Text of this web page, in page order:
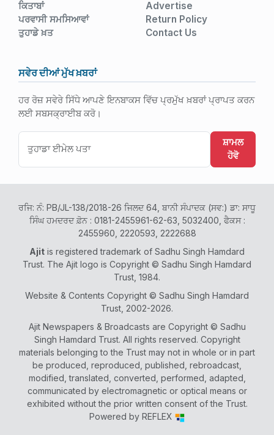
ਕਿਤਾਬਾਂ
ਪਰਵਾਸੀ ਸਮਸਿਆਵਾਂ
ਤੁਹਾਡੇ ਖ਼ਤ
Advertise
Return Policy
Contact Us
ਸਵੇਰ ਦੀਆਂ ਮੁੱਖ ਖ਼ਬਰਾਂ
ਹਰ ਰੋਜ਼ ਸਵੇਰੇ ਸਿੱਧੇ ਆਪਣੇ ਇਨਬਾਕਸ ਵਿੱਚ ਪ੍ਰਮੁੱਖ ਖ਼ਬਰਾਂ ਪ੍ਰਾਪਤ ਕਰਨ
ਲਈ ਸਬਸਕ੍ਰਾਈਬ ਕਰੋ।
ਸ਼ਾਮਲ
ਹੋਵੋ
ਰਜਿ: ਨੰ: PB/JL-138/2018-26 ਜਿਲਦ 64, ਬਾਨੀ ਸੰਪਾਦਕ (ਸਵ:) ਡਾ: ਸਾਧੂ
ਸਿੰਘ ਹਮਦਰਦ ਫ਼ੋਨ : 0181-2455961-62-63, 5032400, ਫੈਕਸ :
2455960, 2220593, 2222688
Ajit is registered trademark of Sadhu Singh Hamdard
Trust. The Ajit logo is Copyright © Sadhu Singh Hamdard
Trust, 1984.
Website & Contents Copyright © Sadhu Singh Hamdard
Trust, 2002-2026.
Ajit Newspapers & Broadcasts are Copyright © Sadhu
Singh Hamdard Trust. All rights reserved. Copyright
materials belonging to the Trust may not in whole or in part
be produced, reproduced, published, rebroadcast,
modified, translated, converted, performed, adapted,
communicated by electromagnetic or optical means or
exhibited without the prior written consent of the Trust.
Powered by REFLEX